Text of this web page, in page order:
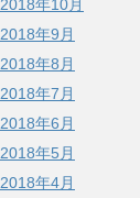
2018年10月
2018年9月
2018年8月
2018年7月
2018年6月
2018年5月
2018年4月